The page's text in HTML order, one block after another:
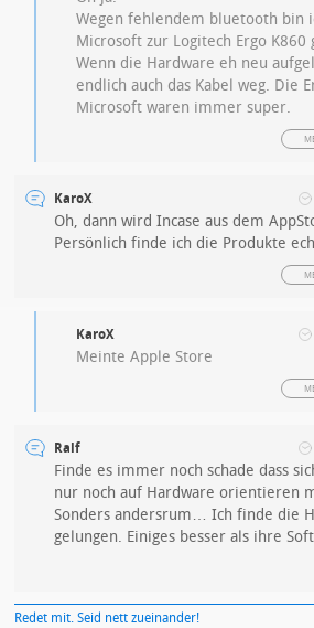
Wegen fehlendem bluetooth bin
Microsoft zur Logitech Ergo K860
Wenn die Hardware eh neu
endlich auch das Kabel weg. Die
Microsoft waren immer super.
KaroX
Oh, dann wird Incase aus dem
Persönlich finde ich die Produkte
KaroX
Meinte Apple Store
Ralf
Finde es immer noch schade dass
nur noch auf Hardware orientieren
Sonders andersrum… Ich finde die
gelungen. Einiges besser als ihre
Redet mit. Seid nett zueinander!